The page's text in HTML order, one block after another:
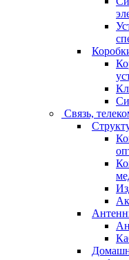
Связь,